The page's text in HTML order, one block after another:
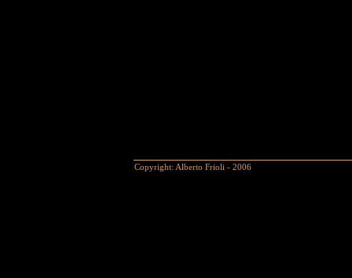
Copyright: Alberto Frioli - 2006